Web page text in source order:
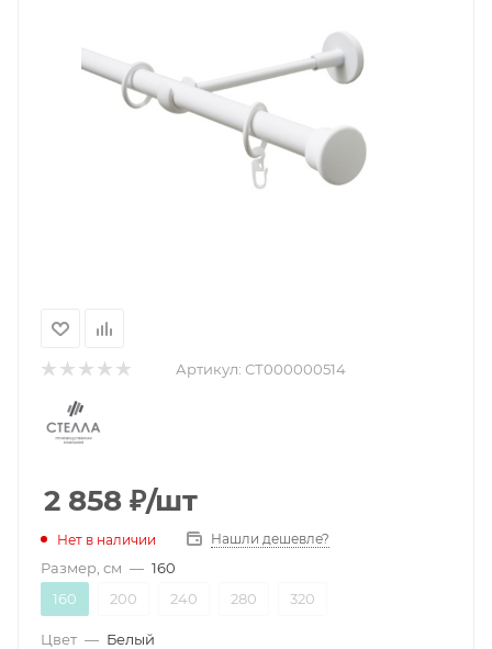
Артикул: СТ000000514
2 858 ₽/шт
Нет в наличии Нашли дешевле?
Размер, см — 160
160
200 240 280 320
Цвет — Белый